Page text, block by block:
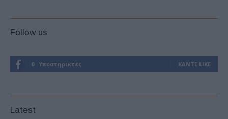
Follow us
0 Υποστηρικτές ΚΆΝΤΕ LIKE
Latest